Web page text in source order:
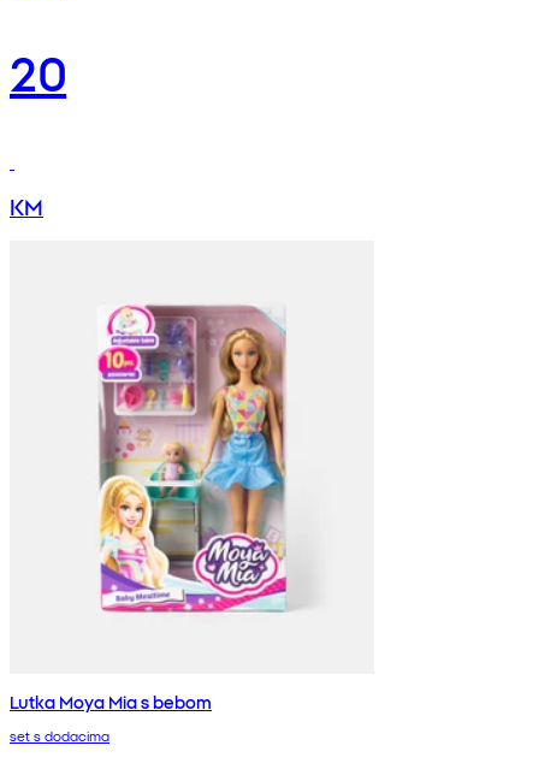
20
KM
Lutka Moya Mia s bebom
set s dodacima